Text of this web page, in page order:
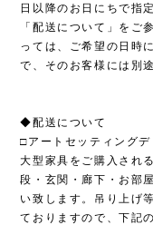
日以降のお日にちで指
「配送について」をご
っては、ご希望の日時
で、そのお客様には別
◆配送について
□アートセッティングデ
大型家具をご購入され
段・玄関・廊下・お部
い致します。吊り上げ
ておりますので、下記